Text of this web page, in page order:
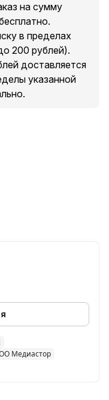
на сумму
в пределах
200 рублей).
доставляется
указанной
Медиастор